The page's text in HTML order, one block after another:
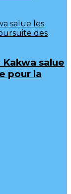
salue
pour la